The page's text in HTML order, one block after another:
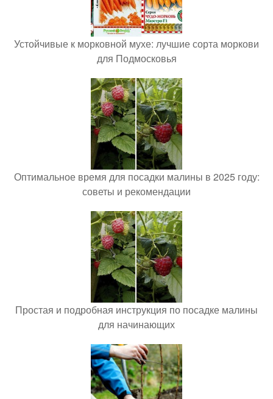
Устойчивые к морковной мухе: лучшие сорта моркови
для Подмосковья
Оптимальное время для посадки малины в 2025 году:
советы и рекомендации
Простая и подробная инструкция по посадке малины
для начинающих